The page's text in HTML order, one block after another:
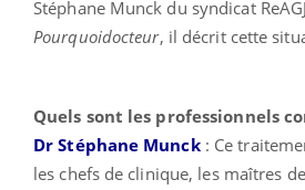
Stéphane Munck du syndicat
Pourquoidocteur, il décrit cette
Quels sont les professionnels
Dr Stéphane Munck: Ce
les chefs de clinique, les maîtres